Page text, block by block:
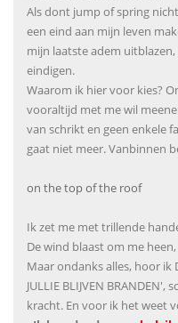
Als dont jump of spring
een eind aan mijn leven
mijn laatste adem
eindigen.
Waarom ik hier voor kies?
vooraltijd met me wil
van schrikt en geen enkele
gaat niet meer. Vanbinnen
on the top of the roof
Ik zet me met trillende
De wind blaast om me
Maar ondanks alles, hoor ik
JULLIE BLIJVEN
kracht. En voor ik het weet